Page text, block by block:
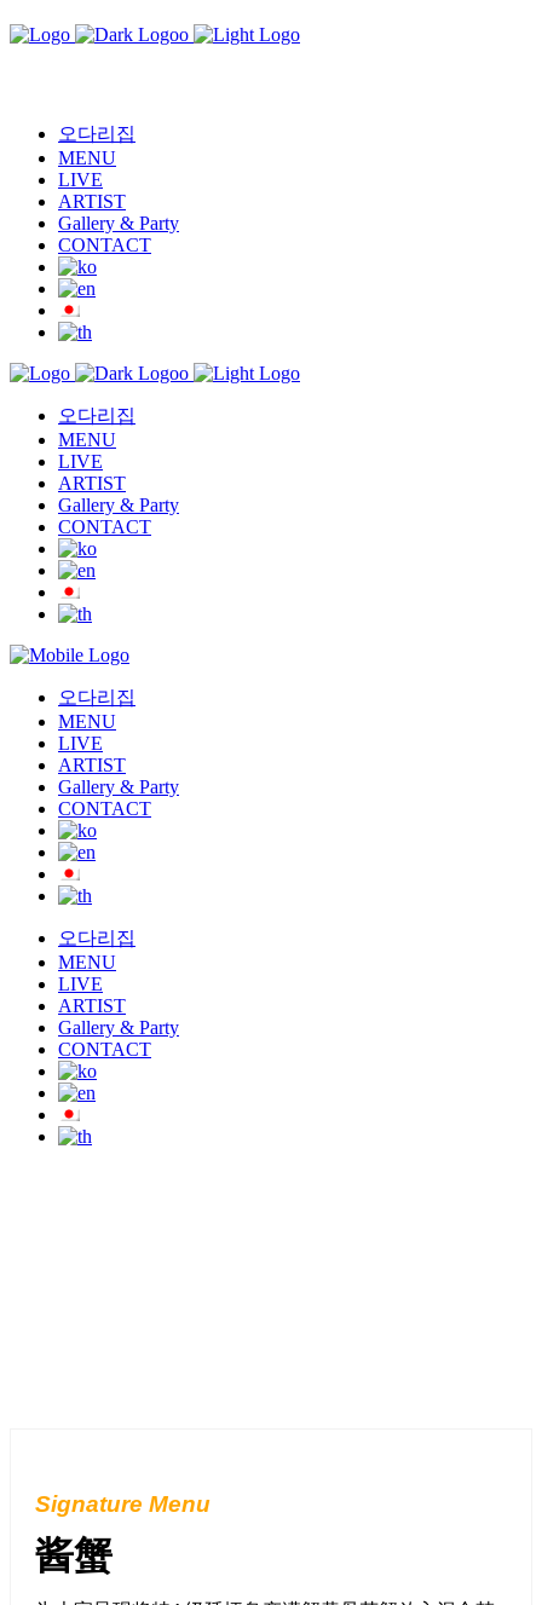
오다리집
MENU
LIVE
ARTIST
Gallery & Party
CONTACT
오다리집
MENU
LIVE
ARTIST
Gallery & Party
CONTACT
오다리집
MENU
LIVE
ARTIST
Gallery & Party
CONTACT
오다리집
MENU
LIVE
ARTIST
Gallery & Party
CONTACT
Signature Menu
酱蟹